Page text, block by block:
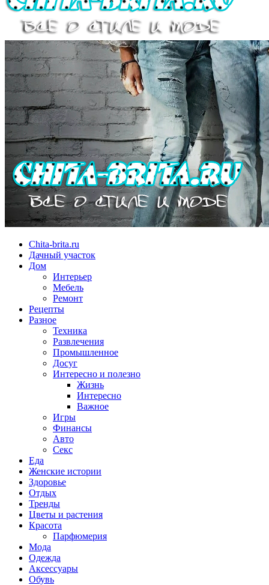
Chita-brita.ru
Дачный участок
Дом
Интерьер
Мебель
Ремонт
Рецепты
Разное
Техника
Развлечения
Промышленное
Досуг
Интересно и полезно
Жизнь
Интересно
Важное
Игры
Финансы
Авто
Секс
Еда
Женские истории
Здоровье
Отдых
Тренды
Цветы и растения
Красота
Парфюмерия
Мода
Одежда
Аксессуары
Обувь